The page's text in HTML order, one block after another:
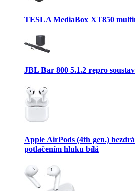
TESLA MediaBox XT850
JBL Bar 800 5.1.2 repro
Apple AirPods (4th gen.)
potlačením hluku bílá